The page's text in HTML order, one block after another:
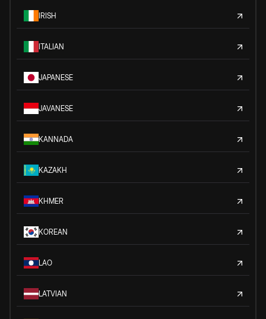
IRISH
ITALIAN
JAPANESE
JAVANESE
KANNADA
KAZAKH
KHMER
KOREAN
LAO
LATVIAN